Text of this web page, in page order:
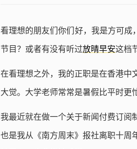
看理想的朋友们你们好，我是方可成
节目？或者有没有听过放晴早安这档
在看理想之外，我的正职是在香港中
大觉。大学老师常常是暑假比平时更
我最近就在做一个关于新闻付费订阅
也是我从《南方周末》报社离职十周